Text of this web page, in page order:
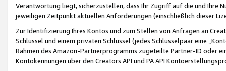
Verantwortung liegt, sicherzustellen, dass Ihr Zugriff auf die und Ihre
jeweiligen Zeitpunkt aktuellen Anforderungen (einschließlich dieser
Zur Identifizierung Ihres Kontos und zum Stellen von Anfragen an
Schlüssel und einem privaten Schlüssel (jedes Schlüsselpaar eine
Rahmen des Amazon-Partnerprogramms zugeteilte Partner-ID oder
Kontokennungen über den Creators API und PA API